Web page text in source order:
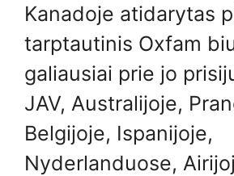
Kanadoje atidarytas
tarptautinis Oxfam
galiausiai prie jo
JAV, Australijoje,
Belgijoje, Ispanijoje,
Nyderlanduose,